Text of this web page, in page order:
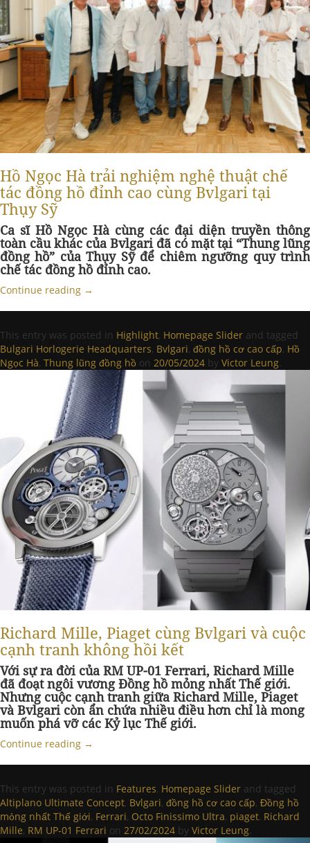
Hồ Ngọc Hà trải nghiệm nghệ thuật chế
tác đồng hồ đỉnh cao cùng Bvlgari tại
Thụy Sỹ
Ca sĩ Hồ Ngọc Hà cùng các đại diện truyền thông
toàn cầu khác của Bvlgari đã có mặt tại “Thung lũng
đồng hồ” của Thụy Sỹ để chiêm ngưỡng quy trình
chế tác đồng hồ đỉnh cao.
Continue reading →
This entry was posted in Highlight, Homepage Slider and tagged
Bulgari Horlogerie Headquarters, Bvlgari, đồng hồ cơ cao cấp, Hồ
Ngọc Hà, Thung lũng đồng hồ on 20/05/2024 by Victor Leung.
Richard Mille, Piaget cùng Bvlgari và cuộc
cạnh tranh không hồi kết
Với sự ra đời của RM UP-01 Ferrari, Richard Mille
đã đoạt ngôi vương Đồng hồ mỏng nhất Thế giới.
Nhưng cuộc cạnh tranh giữa Richard Mille, Piaget
và Bvlgari còn ẩn chứa nhiều điều hơn chỉ là mong
muốn phá vỡ các Kỷ lục Thế giới.
Continue reading →
This entry was posted in Features, Homepage Slider and tagged
Altiplano Ultimate Concept, Bvlgari, đồng hồ cơ cao cấp, Đồng hồ
mỏng nhất Thế giới, Ferrari, Octo Finissimo Ultra, piaget, Richard
Mille, RM UP-01 Ferrari on 27/02/2024 by Victor Leung.